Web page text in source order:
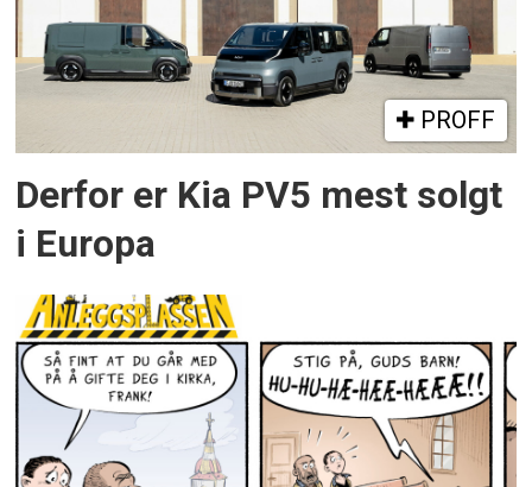
PROFF
Derfor er Kia PV5 mest solgt
i Europa